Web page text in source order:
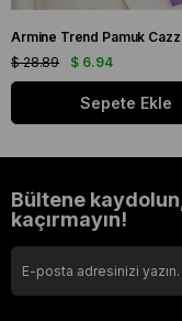
$ 6.94
$ 28.89
Sepete Ekle
Bültene
kaçırmayın!